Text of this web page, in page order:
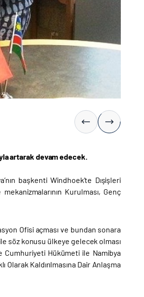
artarak devam edecek.
başkenti Windhoek’te Dışişleri
Kurulması, Genç
Ofisi açması ve bundan sonara
ile söz konusu ülkeye gelecek olması
Cumhuriyeti Hükümeti ile Namibya
Kaldırılmasına Dair Anlaşma